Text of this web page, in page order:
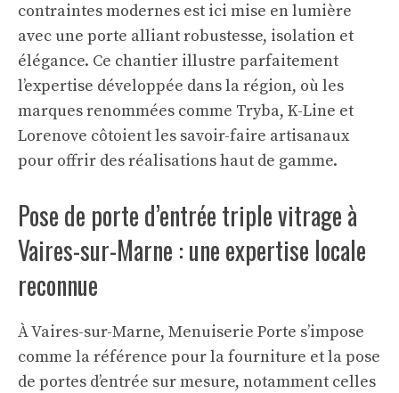
contraintes modernes est ici mise en lumière
avec une porte alliant robustesse, isolation et
élégance. Ce chantier illustre parfaitement
l’expertise développée dans la région, où les
marques renommées comme Tryba, K-Line et
Lorenove côtoient les savoir-faire artisanaux
pour offrir des réalisations haut de gamme.
Pose de porte d’entrée triple vitrage à
Vaires-sur-Marne : une expertise locale
reconnue
À Vaires-sur-Marne, Menuiserie Porte s’impose
comme la référence pour la fourniture et la pose
de portes d’entrée sur mesure, notamment celles